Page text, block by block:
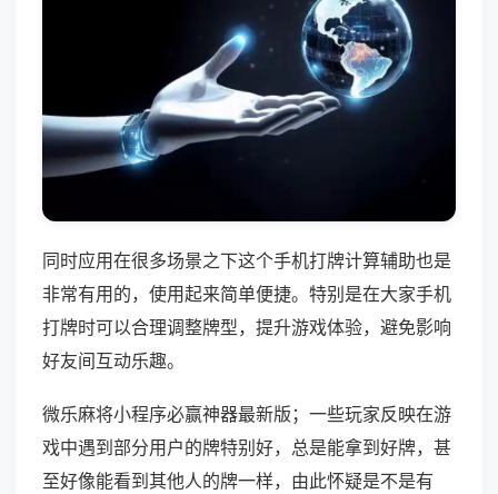
同时应用在很多场景之下这个手机打牌计算辅助也是
非常有用的，使用起来简单便捷。特别是在大家手机
打牌时可以合理调整牌型，提升游戏体验，避免影响
好友间互动乐趣。
微乐麻将小程序必赢神器最新版；一些玩家反映在游
戏中遇到部分用户的牌特别好，总是能拿到好牌，甚
至好像能看到其他人的牌一样，由此怀疑是不是有